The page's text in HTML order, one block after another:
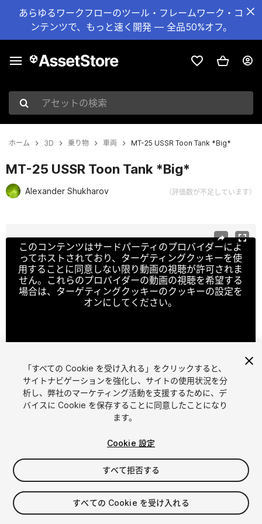
あらゆるワークフローのツール・フレームワーク・コ
ンテンツで、もっと速く開発 — 全品50%オフ。
アセットの検索
ホーム 3D 乗り物 車両 MT-25 USSR Toon Tank *Big*
MT-25 USSR Toon Tank *Big*
Alexander Shukharov （評価数が不足しています）
このコンテンツはサードパーティのプロバイダーによ
ってホストされており、ターゲティングクッキーを使
用することに同意しない限り動画の視聴が許可されま
せん。これらのプロバイダーの動画の視聴を希望する
場合は、ターゲティングクッキーのクッキーの設定を
オンにしてください。
1/ 11
$4.99
消費税は決済時に計算されます
「すべての Cookie を受け入れる」をクリックすると、
サイトナビゲーションを強化し、サイトの使用状況を分
析し、弊社のマーケティング活動を支援するために、デ
バイスに Cookie を保存することに同意したことになり
ます。
Cookie 設定
すべて拒否する
すべての Cookie を受け入れる